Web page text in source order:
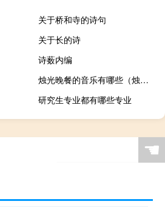
关于桥和寺的诗句
关于长的诗
诗薮内编
烛光晚餐的音乐有哪些（烛光晚餐的音乐）
研究生专业都有哪些专业
☚